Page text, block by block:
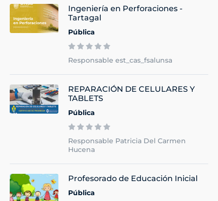
Ingeniería en Perforaciones -
Tartagal
Pública
Responsable est_cas_fsalunsa
REPARACIÓN DE CELULARES Y
TABLETS
Pública
Responsable Patricia Del Carmen
Hucena
Profesorado de Educación Inicial
Pública